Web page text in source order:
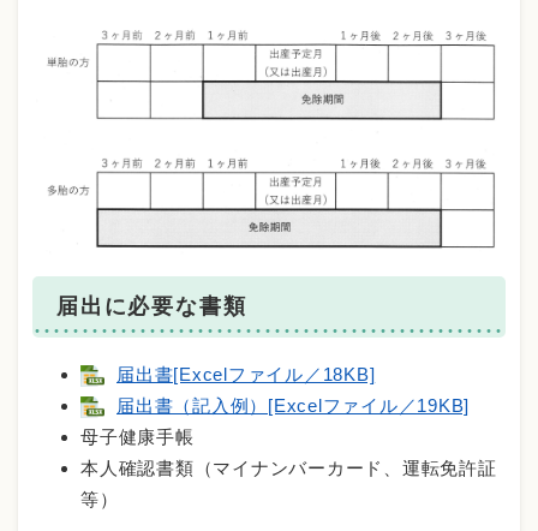
届出に必要な書類
届出書[Excelファイル／18KB]
届出書（記入例）[Excelファイル／19KB]
母子健康手帳
本人確認書類（マイナンバーカード、運転免許証
等）